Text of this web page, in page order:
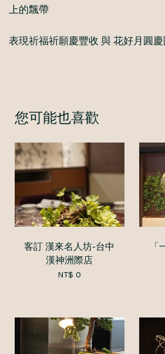
上的飄帶
表現祈福祈願慶豐收 與 花好月圓
您可能也喜歡
客訂 漢來名人坊-台中
漢神洲際店
NT$ 0